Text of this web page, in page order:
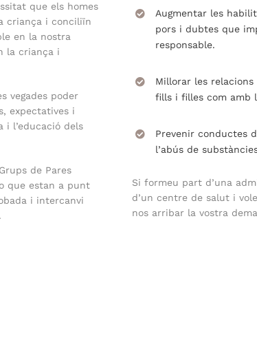
que els homes
criança i conciliïn
en la nostra
la criança i
vegades poder
expectatives i
i l’educació dels
de Pares
que estan a punt
i intercanvi
Augmentar les
pors i dubtes que
responsable.
Millorar les
fills i filles com amb
Prevenir conductes
l’abús de
Si formeu part d’una
d’un centre de salut i
nos arribar la vostra